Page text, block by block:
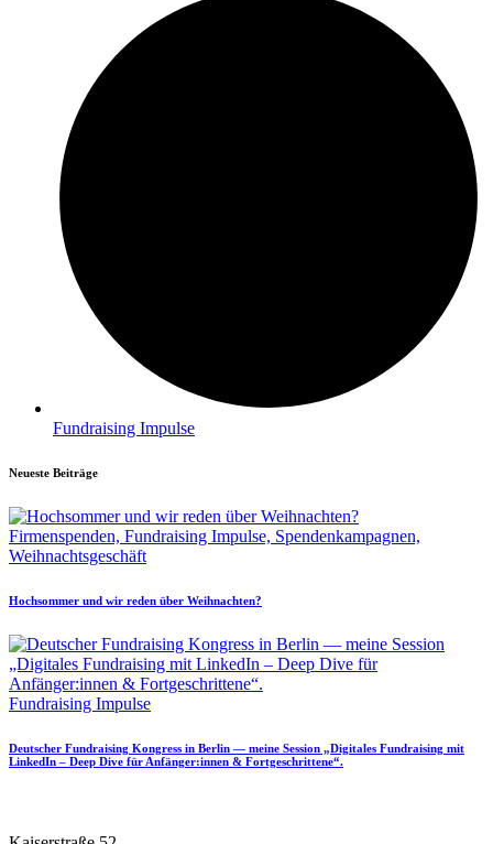
Fundraising Impulse
Neueste Beiträge
Firmenspenden, Fundraising Impulse, Spendenkampagnen,
Weihnachtsgeschäft
Hochsommer und wir reden über Weihnachten?
Fundraising Impulse
Deutscher Fundraising Kongress in Berlin — meine Session „Digitales Fundraising mit
LinkedIn – Deep Dive für Anfänger:innen & Fortgeschrittene“.